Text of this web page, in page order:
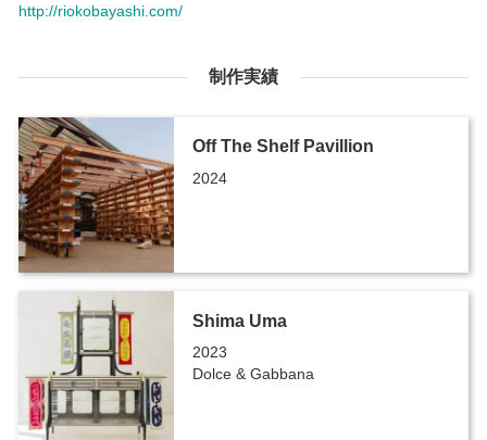
http://riokobayashi.com/
制作実績
Off The Shelf Pavillion
2024
Shima Uma
2023
Dolce & Gabbana